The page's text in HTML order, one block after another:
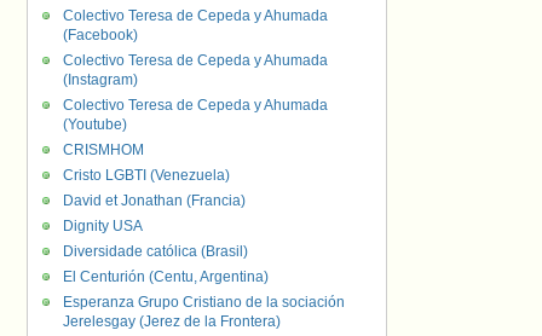
Colectivo Teresa de Cepeda y Ahumada
(Facebook)
Colectivo Teresa de Cepeda y Ahumada
(Instagram)
Colectivo Teresa de Cepeda y Ahumada
(Youtube)
CRISMHOM
Cristo LGBTI (Venezuela)
David et Jonathan (Francia)
Dignity USA
Diversidade católica (Brasil)
El Centurión (Centu, Argentina)
Esperanza Grupo Cristiano de la sociación
Jerelesgay (Jerez de la Frontera)